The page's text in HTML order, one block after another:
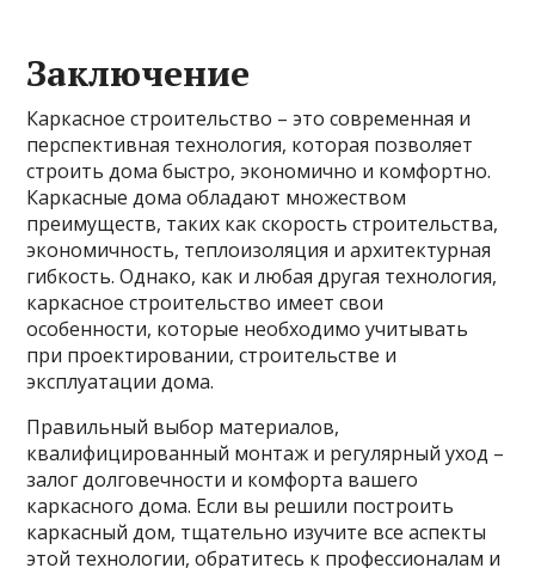
Заключение
Каркасное строительство – это современная и
перспективная технология, которая позволяет
строить дома быстро, экономично и комфортно.
Каркасные дома обладают множеством
преимуществ, таких как скорость строительства,
экономичность, теплоизоляция и архитектурная
гибкость. Однако, как и любая другая технология,
каркасное строительство имеет свои
особенности, которые необходимо учитывать
при проектировании, строительстве и
эксплуатации дома.
Правильный выбор материалов,
квалифицированный монтаж и регулярный уход –
залог долговечности и комфорта вашего
каркасного дома. Если вы решили построить
каркасный дом, тщательно изучите все аспекты
этой технологии, обратитесь к профессионалам и